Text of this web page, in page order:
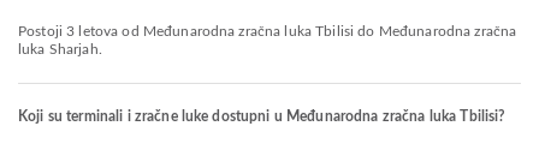
Postoji 3 letova od Međunarodna zračna luka Tbilisi do Međunarodna zračna
luka Sharjah.
Koji su terminali i zračne luke dostupni u Međunarodna zračna luka Tbilisi?